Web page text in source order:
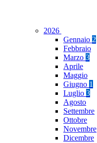
2026
Gennaio 2
Febbraio
Marzo 3
Aprile
Maggio
Giugno 1
Luglio 3
Agosto
Settembre
Ottobre
Novembre
Dicembre